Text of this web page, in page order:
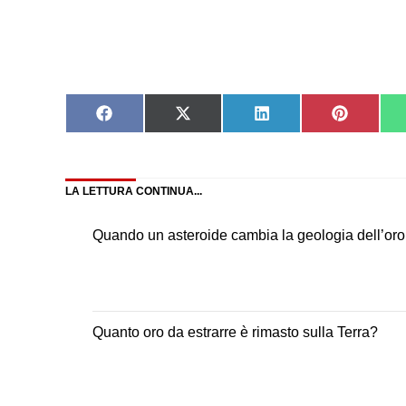
Share
on
Share
on
Share
on
Share
on
LA LETTURA CONTINUA...
Quando un asteroide cambia la geologia
Quanto oro da estrarre è rimasto sulla Terra?